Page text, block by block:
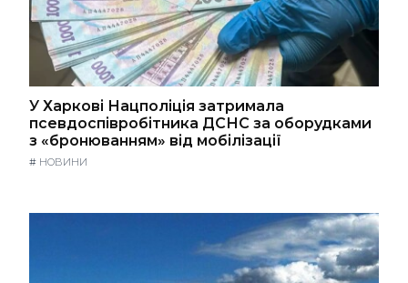
У Харкові Нацполіція затримала
псевдоспівробітника ДСНС за оборудками
з «бронюванням» від мобілізації
# НОВИНИ